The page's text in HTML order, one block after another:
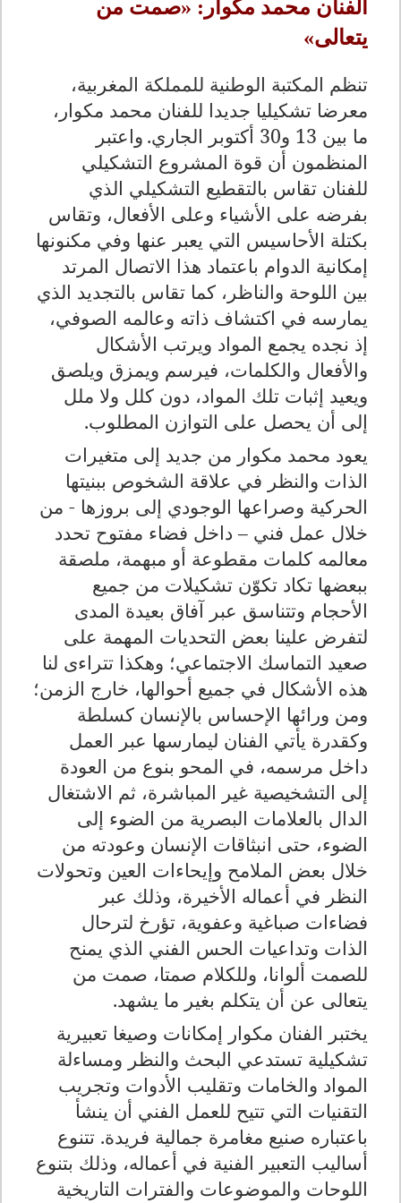
الفنان محمد مكوار: «صمت من
يتعالى»
تنظم المكتبة الوطنية للمملكة المغربية،
معرضا تشكيليا جديدا للفنان محمد مكوار،
ما بين 13 و30 أكتوبر الجاري.
واعتبر
المنظمون أن قوة المشروع التشكيلي
للفنان تقاس بالتقطيع التشكيلي الذي
بفرضه على الأشياء وعلى الأفعال، وتقاس
بكتلة الأحاسيس التي يعبر عنها وفي مكنونها
إمكانية الدوام باعتماد هذا الاتصال المرتد
بين اللوحة والناظر، كما تقاس بالتجديد الذي
يمارسه في اكتشاف ذاته وعالمه الصوفي،
إذ نجده يجمع المواد ويرتب الأشكال
والأفعال والكلمات، فيرسم ويمزق ويلصق
ويعيد إثبات تلك المواد، دون كلل ولا ملل
إلى أن يحصل على التوازن المطلوب.
يعود محمد مكوار من جديد إلى متغيرات
الذات والنظر في علاقة الشخوص ببنيتها
الحركية وصراعها الوجودي إلى بروزها - من
خلال عمل فني – داخل فضاء مفتوح تحدد
معالمه كلمات مقطوعة أو مبهمة، ملصقة
ببعضها تكاد تكوّن تشكيلات من جميع
الأحجام وتتناسق عبر آفاق بعيدة المدى
لتفرض علينا بعض التحديات المهمة على
صعيد التماسك الاجتماعي؛ وهكذا تتراءى لنا
هذه الأشكال في جميع أحوالها، خارج الزمن؛
ومن ورائها الإحساس بالإنسان كسلطة
وكقدرة يأتي الفنان ليمارسها عبر العمل
داخل مرسمه، في المحو بنوع من العودة
إلى التشخيصية غير المباشرة، ثم الاشتغال
الدال بالعلامات البصرية من الضوء إلى
الضوء، حتى انبثاقات الإنسان وعودته من
خلال بعض الملامح وإيحاءات العين وتحولات
النظر في أعماله الأخيرة، وذلك عبر
فضاءات صباغية وعفوية، تؤرخ لترحال
الذات وتداعيات الحس الفني الذي يمنح
للصمت ألوانا، وللكلام صمتا، صمت من
يتعالى عن أن يتكلم بغير ما يشهد.
يختبر الفنان مكوار إمكانات وصيغا تعبيرية
تشكيلية تستدعي البحث والنظر ومساءلة
المواد والخامات وتقليب الأدوات وتجريب
التقنيات التي تتيح للعمل الفني أن ينشأ
باعتباره صنيع مغامرة جمالية فريدة. تتنوع
أساليب التعبير الفنية في أعماله، وذلك بتنوع
اللوحات والموضوعات والفترات التاريخية